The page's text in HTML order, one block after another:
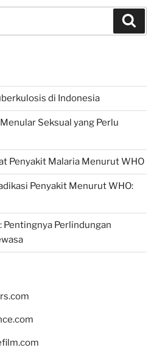
di Indonesia
Seksual yang Perlu
Penyakit Malaria Menurut WHO
Penyakit Menurut WHO:
Pentingnya Perlindungan